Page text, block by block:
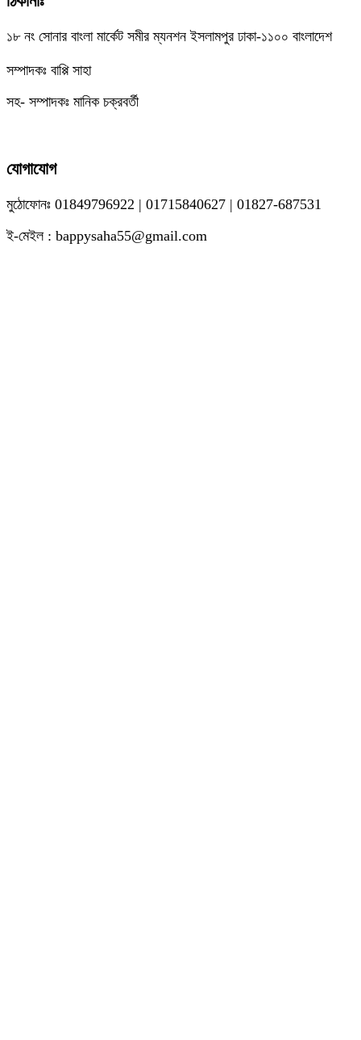
১৮ নং সোনার বাংলা মার্কেট সমীর ম্যনশন ইসলামপুর ঢাকা-১১০০ বাংলাদেশ
সম্পাদকঃ বাপ্পি সাহা
সহ- সম্পাদকঃ মানিক চক্রবর্তী
যোগাযোগ
মুঠোফোনঃ 01849796922 | 01715840627 | 01827-687531
ই-মেইল : bappysaha55@gmail.com